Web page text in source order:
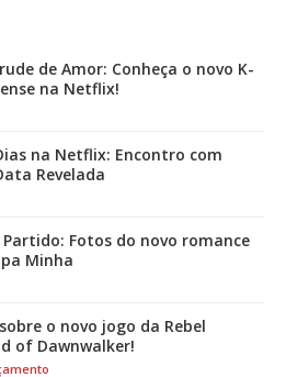
de Amor: Conheça o novo K-
na Netflix!
na Netflix: Encontro com
Revelada
Partido: Fotos do novo romance
Minha
o novo jogo da Rebel
of Dawnwalker!